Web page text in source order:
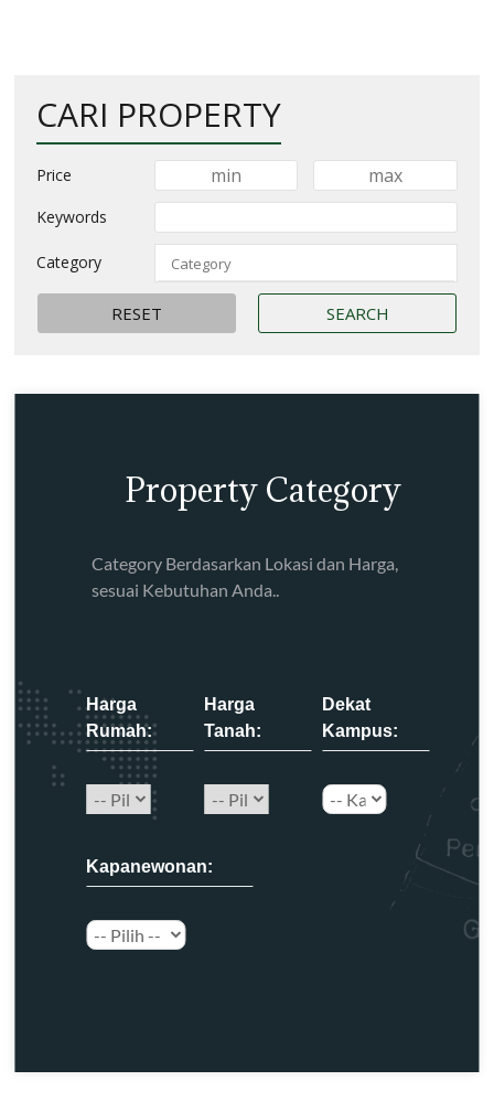
CARI PROPERTY
Price
Keywords
Category
Property Category
Category Berdasarkan Lokasi dan Harga,
sesuai Kebutuhan Anda..
Harga
Rumah:
Harga
Tanah:
Dekat
Kampus:
Kapanewonan: